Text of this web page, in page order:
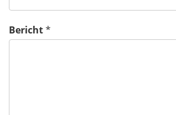
Bericht*